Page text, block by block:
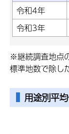
令和4年
令和3年
※継続調査地点
標準地数で除し
用途別平